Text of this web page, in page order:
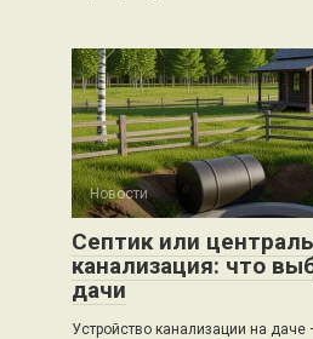
Новости
Септик или
канализация: что
дачи
Устройство канализации на